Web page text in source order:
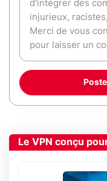
Le VPN conçu